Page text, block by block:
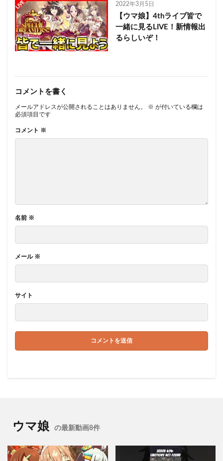
2022年3月5日
【ウマ娘】4thライブ皆で
一緒に見るLIVE！新情報出
るらしいぞ！
コメントを書く
メールアドレスが公開されることはありません。 ※ が付いている欄は
必須項目です
コメント ※
名前 ※
メール ※
サイト
ウマ娘 の最新動画8件